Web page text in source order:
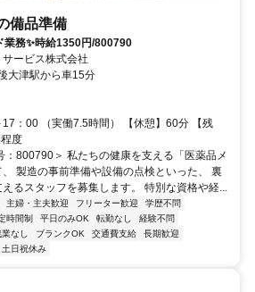
備品準備
務✨時給1350円/800790
ービス株式会社
大津駅から車15分
：00 （実働7.5時間） 【休憩】60分 【残
度
：800790＞ 私たちの健康を支える「医薬品メ
製造の事前準備や設備の点検といった、 裏
るスタッフを募集します。 特別な資格や経...
主婦・主夫歓迎 フリーター歓迎
学歴不問
時間制 平日のみOK 転勤なし
経験不問
業なし ブランクOK 交通費支給
長期歓迎
土日祝休み